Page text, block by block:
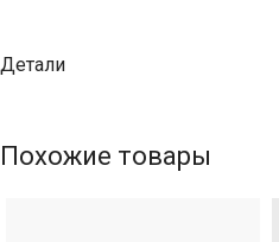
Детали
Похожие товары